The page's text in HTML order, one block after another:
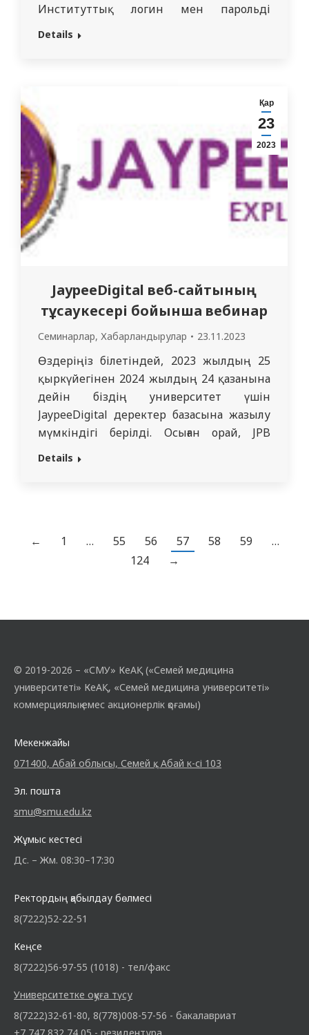
Институттық логин мен парольді
пайдаланып университеттің IP
Details
Қар
23
2023
JaypeeDigital веб-сайтының
тұсаукесері бойынша вебинар
Семинарлар, Хабарландырулар 23.11.2023
Өздеріңіз білетіндей, 2023 жылдың 25
қыркүйегінен 2024 жылдың 24 қазанына
дейін біздің университет үшін
JaypeeDigital деректер базасына жазылу
мүмкіндігі берілді. Осыған орай, JPB
компаниясы барлық студенттер мен
мамандықтар бойынша ағылшын
тіліндегі 3847 электронды оқулықтар
Details
← 1 … 55 56 57 58 59
…
124
→
© 2019-2026 – «СМУ» КеАҚ («Семей медицина
университеті» КеАҚ, «Семей медицина университеті»
коммерциялық емес акционерлік қоғамы)
Мекенжайы
071400, Абай облысы, Семей қ., Абай к-сі 103
Эл. пошта
smu@smu.edu.kz
Жұмыс кестесі
Дс. – Жм. 08:30–17:30
Ректордың қабылдау бөлмесі
8(7222)52-22-51
Кеңсе
8(7222)56-97-55 (1018) - тел/факс
Университетке оқуға түсу
8(7222)32-61-80, 8(778)008-57-56 - бакалавриат